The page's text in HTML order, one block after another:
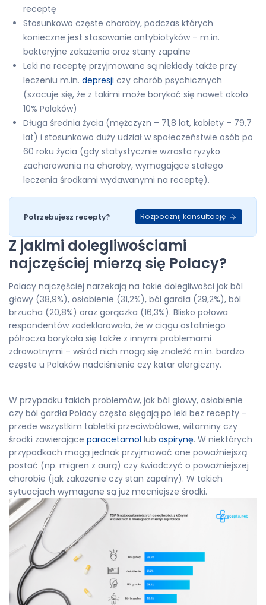
receptę
Stosunkowo częste choroby, podczas których
konieczne jest stosowanie antybiotyków – m.in.
bakteryjne zakażenia oraz stany zapalne
Leki na receptę przyjmowane są niekiedy także przy
leczeniu m.in. depresji czy chorób psychicznych
(szacuje się, że z takimi może borykać się nawet około
10% Polaków)
Długa średnia życia (mężczyzn – 71,8 lat, kobiety – 79,7
lat) i stosunkowo duży udział w społeczeństwie osób po
60 roku życia (gdy statystycznie wzrasta ryzyko
zachorowania na choroby, wymagające stałego
leczenia środkami wydawanymi na receptę).
Potrzebujesz recepty? Rozpocznij konsultację
Z jakimi dolegliwościami
najczęściej mierzą się Polacy?
Polacy najczęściej narzekają na takie dolegliwości jak ból
głowy (38,9%), osłabienie (31,2%), ból gardła (29,2%), ból
brzucha (20,8%) oraz gorączka (16,3%). Blisko połowa
respondentów zadeklarowała, że w ciągu ostatniego
półrocza borykała się także z innymi problemami
zdrowotnymi – wśród nich mogą się znaleźć m.in. bardzo
częste u Polaków nadciśnienie czy katar alergiczny.
W przypadku takich problemów, jak ból głowy, osłabienie
czy ból gardła Polacy często sięgają po leki bez recepty –
przede wszystkim tabletki przeciwbólowe, witaminy czy
środki zawierające paracetamol lub aspirynę. W niektórych
przypadkach mogą jednak przyjmować one poważniejszą
postać (np. migren z aurą) czy świadczyć o poważniejszej
chorobie (jak zakażenie czy stan zapalny). W takich
sytuacjach wymagane są już mocniejsze środki.